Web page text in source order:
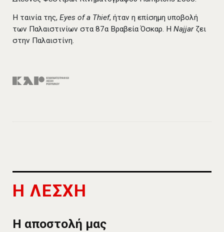
Η ταινία της, Eyes of a Thief, ήταν η επίσημη υποβολή
των Παλαιστινίων στα 87α Βραβεία Όσκαρ. Η Najjar ζει
στην Παλαιστίνη.
Η ΛΕΣΧΗ
Η αποστολή μας